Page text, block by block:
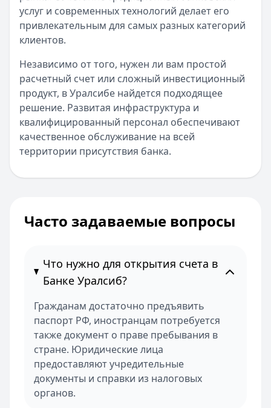
услуг и современных технологий делает его
привлекательным для самых разных категорий
клиентов.
Независимо от того, нужен ли вам простой
расчетный счет или сложный инвестиционный
продукт, в Уралсибе найдется подходящее
решение. Развитая инфраструктура и
квалифицированный персонал обеспечивают
качественное обслуживание на всей
территории присутствия банка.
Часто задаваемые вопросы
Что нужно для открытия счета в
Банке Уралсиб?
Гражданам достаточно предъявить
паспорт РФ, иностранцам потребуется
также документ о праве пребывания в
стране. Юридические лица
предоставляют учредительные
документы и справки из налоговых
органов.